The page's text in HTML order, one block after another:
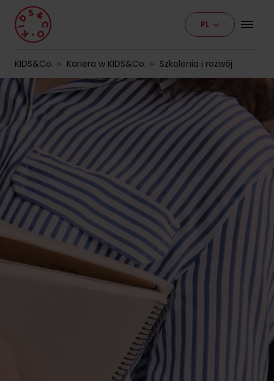
PL
Program
Etapy edukacji
Cennik
Pracuj z nami
Kontakt
Dla firm
KIDS&Co. ► Kariera w KIDS&Co. ► Szkolenia i rozwój